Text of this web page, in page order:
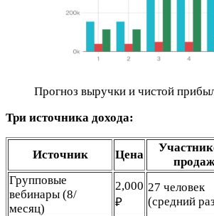
Прогноз выручки и чистой
Три источника дохода:
Источник Цена
продаж
Групповые
вебинары (8/
месяц)
2,000
₽
27 человек
(средний